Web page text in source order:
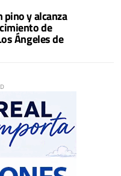
pino y alcanza
de
Ángeles de